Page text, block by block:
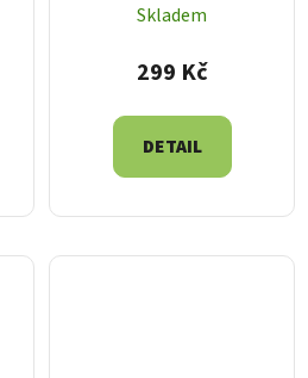
Skladem
299 Kč
DETAIL